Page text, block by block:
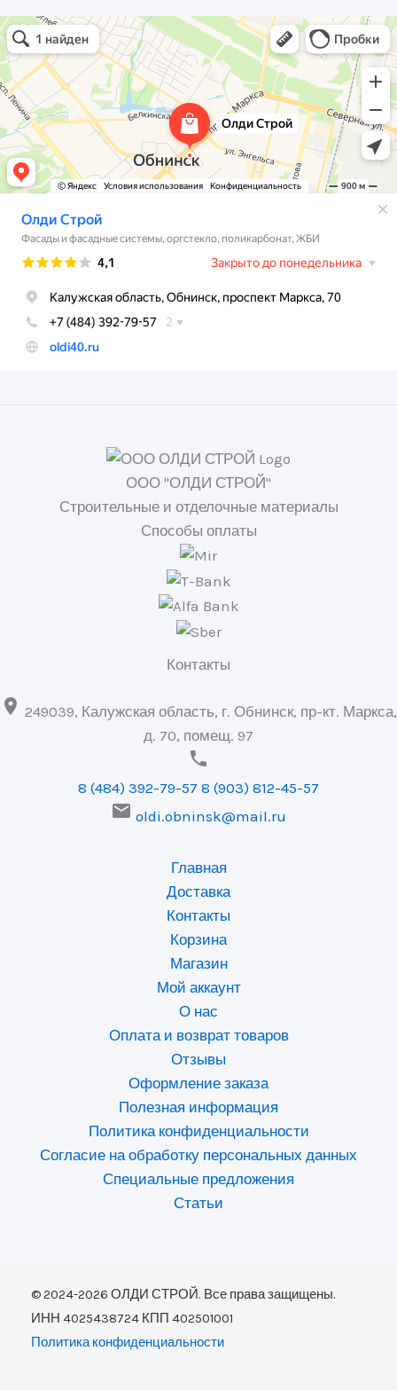
Олди Строй
Фасады и фасадные системы в Обнинске
Оргстекло, поликарбонат в Обнинске
ООО "ОЛДИ СТРОЙ"
Строительные и отделочные материалы
Способы оплаты
Контакты
 249039, Калужская область, г. Обнинск, пр-кт. Маркса,
д. 70, помещ. 97

8 (484) 392-79-57 8 (903) 812-45-57
 oldi.obninsk@mail.ru
Главная
Доставка
Контакты
Корзина
Магазин
Мой аккаунт
О нас
Оплата и возврат товаров
Отзывы
Оформление заказа
Полезная информация
Политика конфиденциальности
Согласие на обработку персональных данных
Специальные предложения
Статьи
© 2024-2026 ОЛДИ СТРОЙ. Все права защищены.
ИНН 4025438724 КПП 402501001
Политика конфиденциальности